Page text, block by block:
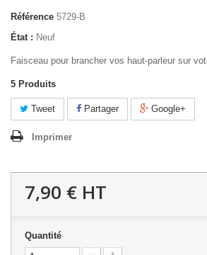
Référence 5729-B
État : Neuf
Faisceau pour brancher vos haut-parleur sur
5 Produits
Tweet Partager Google+
Imprimer
7,90 € HT
Quantité